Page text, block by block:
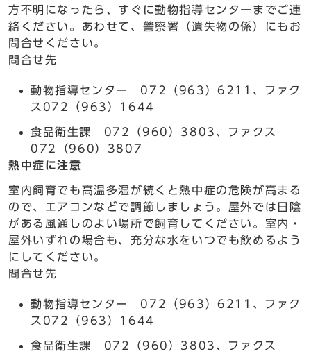
方不明になったら、すぐに動物指導センターまでご連
絡ください。あわせて、警察署（遺失物の係）にもお
問合せください。
問合せ先
動物指導センター 072（963）6211、ファク
ス072（963）1644
食品衛生課 072（960）3803、ファクス
072（960）3807
熱中症に注意
室内飼育でも高温多湿が続くと熱中症の危険が高まる
ので、エアコンなどで調節しましょう。屋外では日陰
がある風通しのよい場所で飼育してください。室内・
屋外いずれの場合も、充分な水をいつでも飲めるよう
にしてください。
問合せ先
動物指導センター 072（963）6211、ファク
ス072（963）1644
食品衛生課 072（960）3803、ファクス